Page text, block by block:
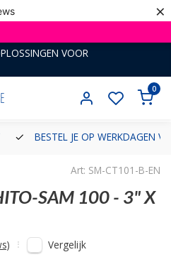
×
VOOR
0
BESTEL JE OP WERKDAGEN
Art: SM-CT101-B-EN
SAM 100 - 3" X
Vergelijk